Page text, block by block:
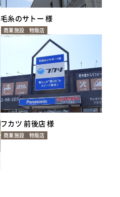
毛糸のサトー 様
商業施設 物販店
フカツ 前後店 様
商業施設 物販店